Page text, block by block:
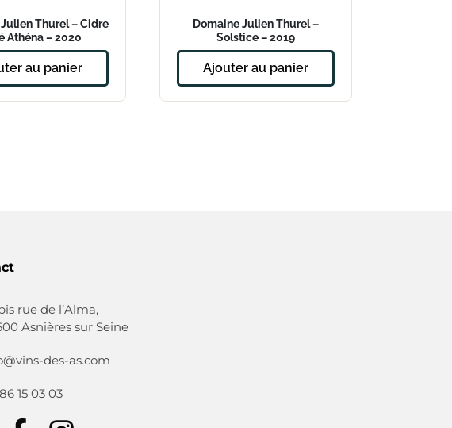
Thurel – Cidre
Athéna – 2020
au panier
Domaine Julien Thurel –
Solstice – 2019
Ajouter au panier
rue de l’Alma,
Asnières sur Seine
des-as.com
15 03 03